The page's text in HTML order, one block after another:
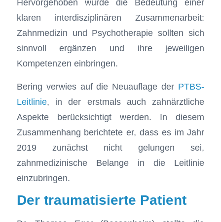
Hervorgehoben wurde die Bedeutung einer
klaren interdisziplinären Zusammenarbeit:
Zahnmedizin und Psychotherapie sollten sich
sinnvoll ergänzen und ihre jeweiligen
Kompetenzen einbringen.
Bering verwies auf die Neuauflage der PTBS-
Leitlinie, in der erstmals auch zahnärztliche
Aspekte berücksichtigt werden. In diesem
Zusammenhang berichtete er, dass es im Jahr
2019 zunächst nicht gelungen sei,
zahnmedizinische Belange in die Leitlinie
einzubringen.
Der traumatisierte Patient